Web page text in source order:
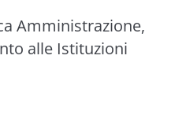
Amministrazione,
alle Istituzioni